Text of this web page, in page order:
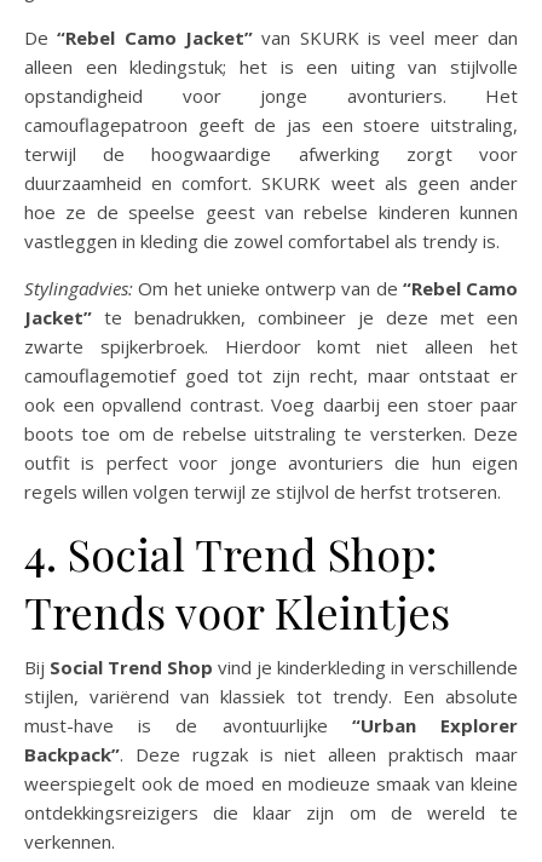
De“Rebel Camo Jacket” van SKURK is veel meer dan
alleen een kledingstuk; het is een uiting van stijlvolle
opstandigheid voor jonge avonturiers. Het
camouflagepatroon geeft de jas een stoere uitstraling,
terwijl de hoogwaardige afwerking zorgt voor
duurzaamheid en comfort. SKURK weet als geen ander
hoe ze de speelse geest van rebelse kinderen kunnen
vastleggen in kleding die zowel comfortabel als trendy is.
Stylingadvies: Om het unieke ontwerp van de “Rebel Camo
Jacket” te benadrukken, combineer je deze met een
zwarte spijkerbroek. Hierdoor komt niet alleen het
camouflagemotief goed tot zijn recht, maar ontstaat er
ook een opvallend contrast. Voeg daarbij een stoer paar
boots toe om de rebelse uitstraling te versterken. Deze
outfit is perfect voor jonge avonturiers die hun eigen
regels willen volgen terwijl ze stijlvol de herfst trotseren.
4. Social Trend Shop:
Trends voor Kleintjes
Bij Social Trend Shop vind je kinderkleding in verschillende
stijlen, variërend van klassiek tot trendy. Een absolute
must-have is de avontuurlijke “Urban Explorer
Backpack”. Deze rugzak is niet alleen praktisch maar
weerspiegelt ook de moed en modieuze smaak van kleine
ontdekkingsreizigers die klaar zijn om de wereld te
verkennen.